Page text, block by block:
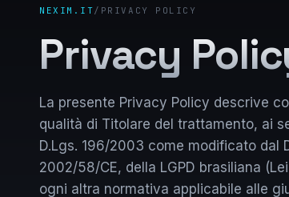
NEXIM.IT/ PRIVACY POLICY
Privacy
La presente Privacy Policy descrive
qualità di Titolare del trattamento, ai
D.Lgs. 196/2003 come modificato dal
2002/58/CE, della LGPD brasiliana
ogni altra normativa applicabile alle